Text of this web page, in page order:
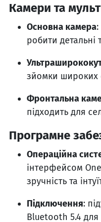
Камери та
Основна камера
робити детальні
зйомки широких
Фронтальна
підходить для
Програмне
Операційна
інтерфейсом
зручність та
Підключення:
Bluetooth 5.4 для